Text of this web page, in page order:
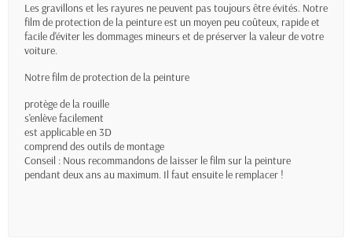
Les gravillons et les rayures ne peuvent pas toujours être évités. Notre
film de protection de la peinture est un moyen peu coûteux, rapide et
facile d'éviter les dommages mineurs et de préserver la valeur de votre
voiture.
Notre film de protection de la peinture
protège de la rouille
s'enlève facilement
est applicable en 3D
comprend des outils de montage
Conseil : Nous recommandons de laisser le film sur la peinture
pendant deux ans au maximum. Il faut ensuite le remplacer !